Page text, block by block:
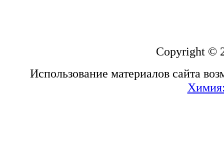
Copyright ©
Использование материалов сайта